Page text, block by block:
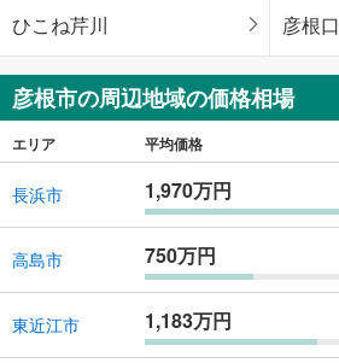
ひこね芹川 彦根口
彦根市の周辺地域の価格相場
エリア 平均価格
長浜市 1,970万円
高島市 750万円
東近江市 1,183万円